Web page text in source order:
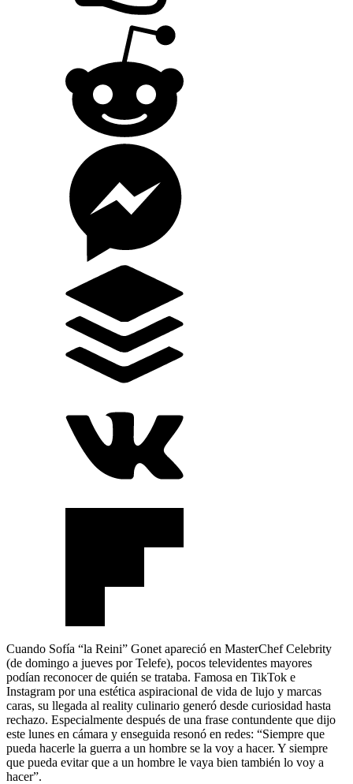
Cuando Sofía “la Reini” Gonet apareció en MasterChef Celebrity
(de domingo a jueves por Telefe), pocos televidentes mayores
podían reconocer de quién se trataba. Famosa en TikTok e
Instagram por una estética aspiracional de vida de lujo y marcas
caras, su llegada al reality culinario generó desde curiosidad hasta
rechazo. Especialmente después de una frase contundente que dijo
este lunes en cámara y enseguida resonó en redes: “Siempre que
pueda hacerle la guerra a un hombre se la voy a hacer. Y siempre
que pueda evitar que a un hombre le vaya bien también lo voy a
hacer”.